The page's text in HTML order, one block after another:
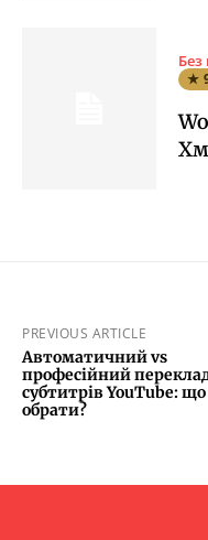
Без
★
PREVIOUS ARTICLE
Автоматичний vs
професійний
субтитрів YouTube: що
обрати?